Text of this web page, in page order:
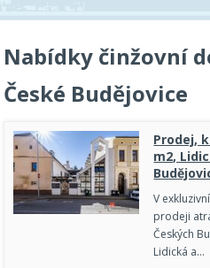
Nabídky činžovní
České Budějovice
Prodej,
m2,
V
prodeji
Českých
Lidická a…